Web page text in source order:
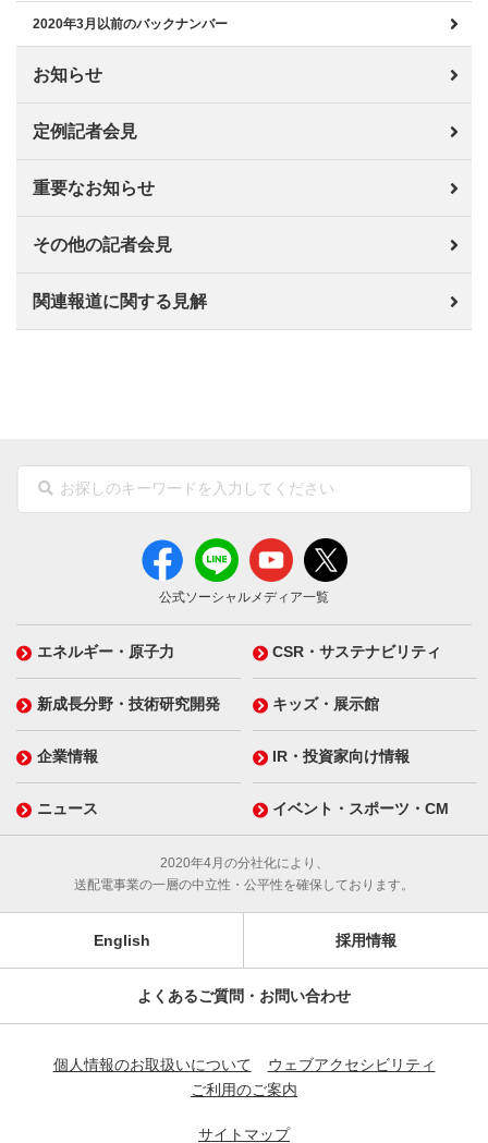
2020年3月以前のバックナンバー
お知らせ
定例記者会見
重要なお知らせ
その他の記者会見
関連報道に関する見解
公式ソーシャルメディア一覧
エネルギー・原子力 CSR・サステナビリティ
新成長分野・技術研究開発 キッズ・展示館
企業情報 IR・投資家向け情報
ニュース イベント・スポーツ・CM
2020年4月の分社化により、
送配電事業の一層の中立性・公平性を確保しております。
English 採用情報
よくあるご質問・お問い合わせ
個人情報のお取扱いについて
ウェブアクセシビリティ
ご利用のご案内
サイトマップ